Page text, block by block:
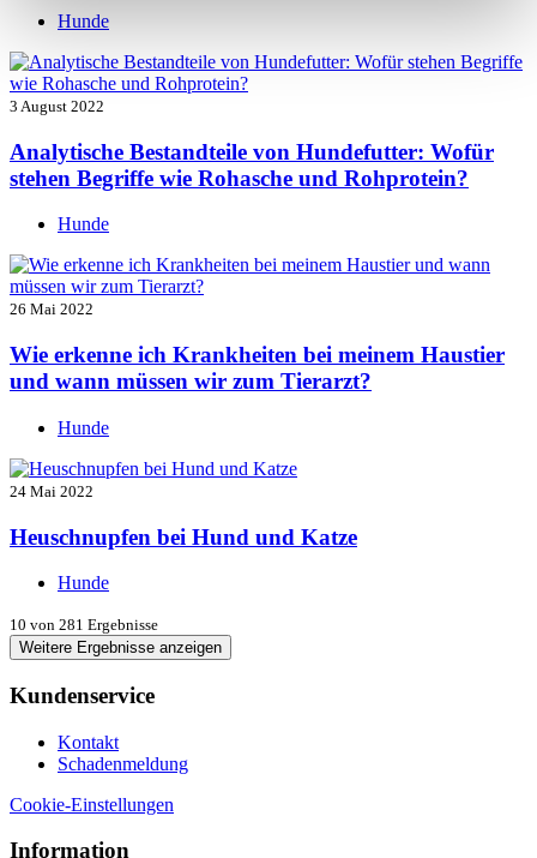
Hunde
3 August 2022
Analytische Bestandteile von Hundefutter: Wofür
stehen Begriffe wie Rohasche und Rohprotein?
Hunde
26 Mai 2022
Wie erkenne ich Krankheiten bei meinem Haustier
und wann müssen wir zum Tierarzt?
Hunde
24 Mai 2022
Heuschnupfen bei Hund und Katze
Hunde
10 von 281 Ergebnisse
Weitere Ergebnisse anzeigen
Kundenservice
Kontakt
Schadenmeldung
Cookie-Einstellungen
Information